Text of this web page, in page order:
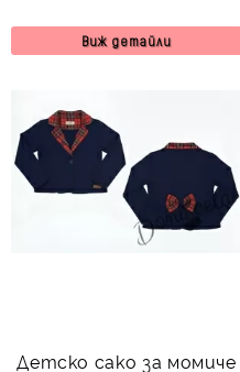
Виж детайли
Детско сако за момиче